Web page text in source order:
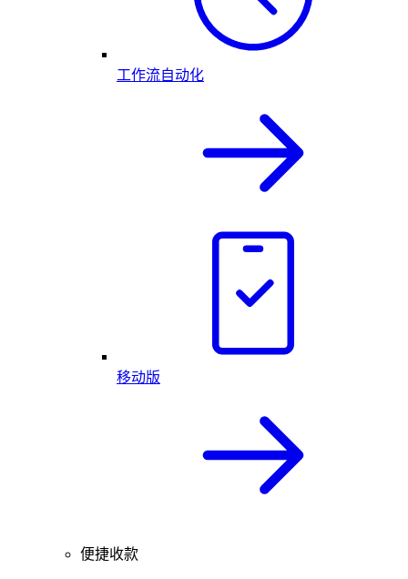
工作流自动化
移动版
便捷收款